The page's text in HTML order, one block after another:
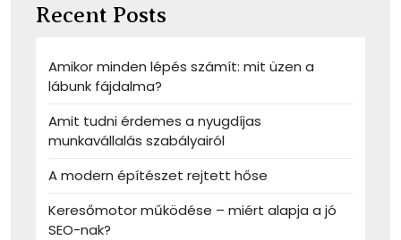
Recent Posts
Amikor minden lépés számít: mit üzen a
lábunk fájdalma?
Amit tudni érdemes a nyugdíjas
munkavállalás szabályairól
A modern építészet rejtett hőse
Keresőmotor működése – miért alapja a jó
SEO-nak?